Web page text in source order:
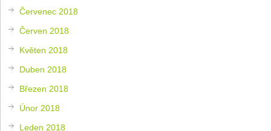
Červenec 2018
Červen 2018
Květen 2018
Duben 2018
Březen 2018
Únor 2018
Leden 2018